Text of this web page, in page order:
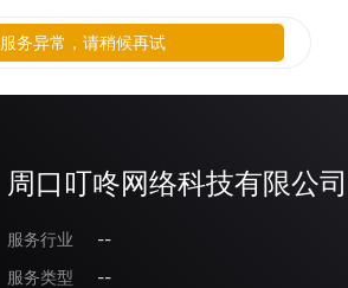
周口叮咚网络科技有限公司
服务行业
--
服务类型
--
服务异常，请稍候再试